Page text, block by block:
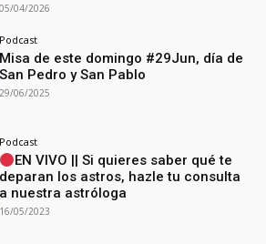
05/04/2026
Podcast
Misa de este domingo #29Jun, día de
San Pedro y San Pablo
29/06/2025
Podcast
EN VIVO || Si quieres saber qué te
deparan los astros, hazle tu consulta
a nuestra astróloga
16/05/2023